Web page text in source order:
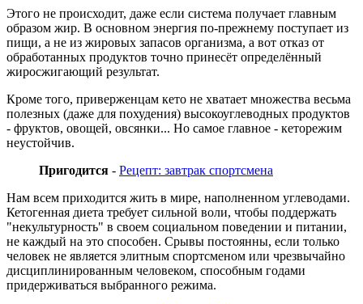
Этого не происходит, даже если система получает главным
образом жир. В основном энергия по-прежнему поступает из
пищи, а не из жировых запасов организма, а вот отказ от
обработанных продуктов точно принесёт определённый
жиросжигающий результат.
Кроме того, приверженцам кето не хватает множества весьма
полезных (даже для похудения) высокоуглеводных продуктов
- фруктов, овощей, овсянки... Но самое главное - кеторежим
неустойчив.
Пригодится - Рецепт: завтрак спортсмена
Нам всем приходится жить в мире, наполненном углеводами.
Кетогенная диета требует сильной воли, чтобы поддержать
"некультурность" в своем социальном поведении и питании,
не каждый на это способен. Срывы постоянны, если только
человек не является элитным спортсменом или чрезвычайно
дисциплинированным человеком, способным годами
придерживаться выбранного режима.